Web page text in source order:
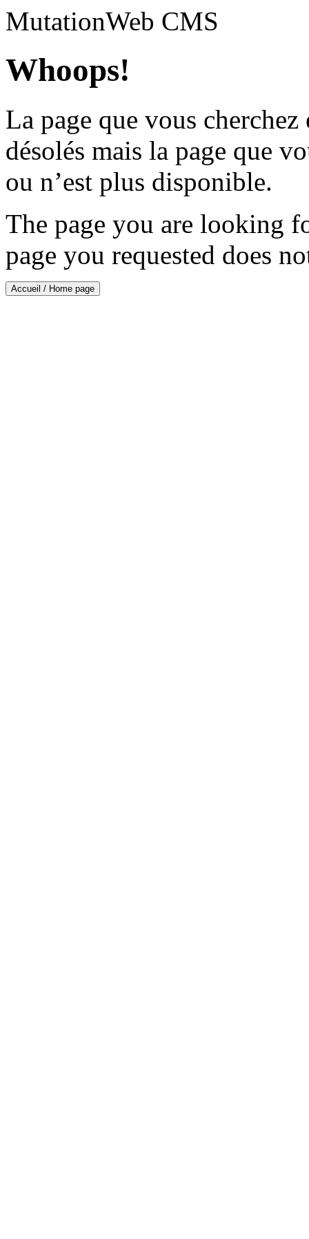
MutationWeb CMS
Whoops!
La page que vous
désolés mais la page que
ou n’est plus disponible.
The page you are looking
page you requested does
Accueil / Home page